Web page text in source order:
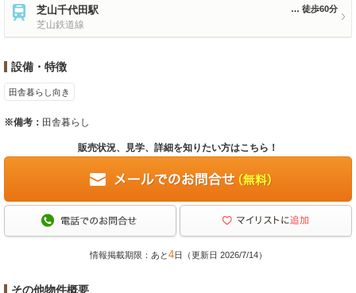
芝山千代田駅
芝山鉄道線
徒歩60分
設備・特徴
田舎暮らし向き
※備考： 田舎暮らし
販売状況、見学、詳細を知りたい方はこちら！
情報掲載期限：あと4日（更新日 2026/7/14）
その他物件概要